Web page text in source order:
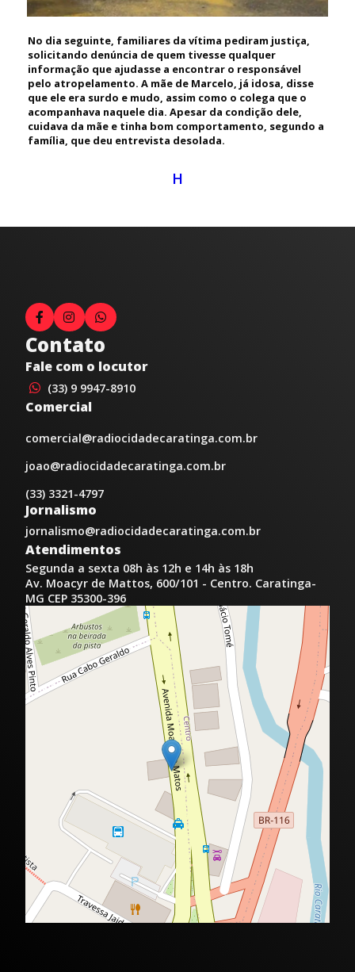
No dia seguinte, familiares da vítima pediram justiça,
solicitando denúncia de quem tivesse qualquer
informação que ajudasse a encontrar o responsável
pelo atropelamento. A mãe de Marcelo, já idosa, disse
que ele era surdo e mudo, assim como o colega que o
acompanhava naquele dia. Apesar da condição dele,
cuidava da mãe e tinha bom comportamento, segundo a
família, que deu entrevista desolada.
H
Contato
Fale com o locutor
(33) 9 9947-8910
Comercial
comercial@radiocidadecaratinga.com.br
joao@radiocidadecaratinga.com.br
(33) 3321-4797
Jornalismo
jornalismo@radiocidadecaratinga.com.br
Atendimentos
Segunda a sexta 08h às 12h e 14h às 18h
Av. Moacyr de Mattos, 600/101 - Centro. Caratinga-
MG CEP 35300-396